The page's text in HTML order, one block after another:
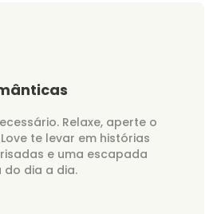
Relaxe, aperte o
te levar em histórias
e uma escapada
do dia a dia.